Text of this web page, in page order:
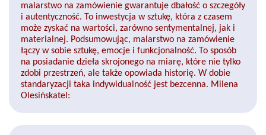
malarstwo na zamówienie gwarantuje dbałość o szczegóły
i autentyczność. To inwestycja w sztukę, która z czasem
może zyskać na wartości, zarówno sentymentalnej, jak i
materialnej. Podsumowując, malarstwo na zamówienie
łączy w sobie sztukę, emocje i funkcjonalność. To sposób
na posiadanie dzieła skrojonego na miarę, które nie tylko
zdobi przestrzeń, ale także opowiada historię. W dobie
standaryzacji taka indywidualność jest bezcenna. Milena
Olesińskatel: